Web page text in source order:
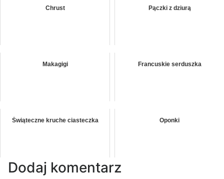
Chrust Pączki z dziurą
Makagigi Francuskie serduszka
Świąteczne kruche ciasteczka Oponki
Dodaj komentarz